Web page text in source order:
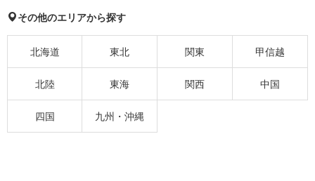
その他のエリアから探す
北海道 東北 関東 甲信越
北陸 東海 関西 中国
四国 九州・沖縄